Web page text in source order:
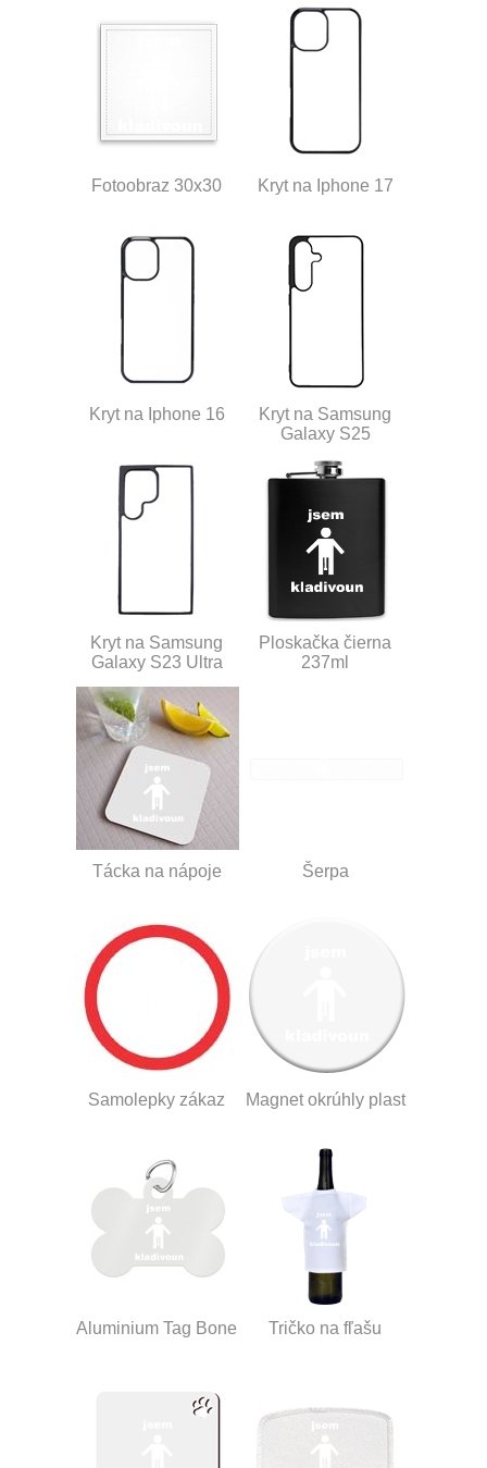
Fotoobraz 30x30 Kryt na Iphone 17
Kryt na Iphone 16
Kryt na Samsung
Galaxy S25
Kryt na Samsung
Galaxy S23 Ultra
Ploskačka čierna
237ml
Tácka na nápoje Šerpa
Samolepky zákaz Magnet okrúhly plast
Aluminium Tag Bone Tričko na fľašu